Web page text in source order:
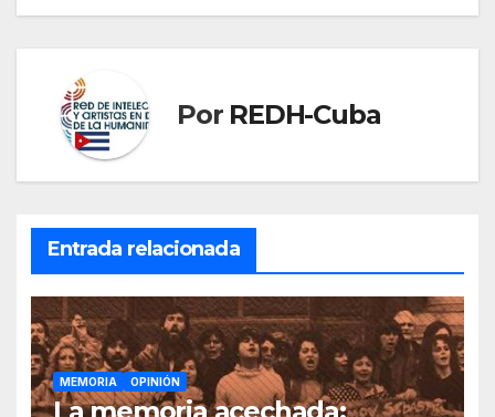
Por REDH-Cuba
Entrada relacionada
MEMORIA OPINIÓN